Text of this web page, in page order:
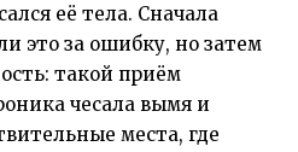
её тела. Сначала
это за ошибку, но затем
такой приём
чесала вымя и
места, где